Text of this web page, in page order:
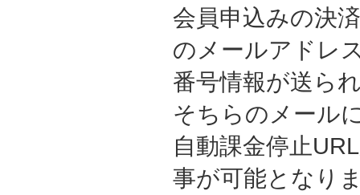
会員申込みの決
のメールアドレ
番号情報が送ら
そちらのメール
自動課金停止
事が可能となり